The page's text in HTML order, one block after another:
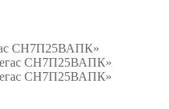
СН7П25ВАПК»